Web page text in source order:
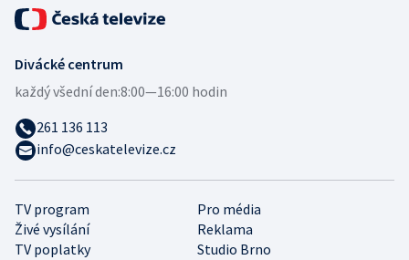
TV program
Pro média
Živé vysílání
Reklama
TV poplatky
Studio Brno
Divácké centrum
každý všední den:8:00—16:00 hodin
261 136 113
info@ceskatelevize.cz